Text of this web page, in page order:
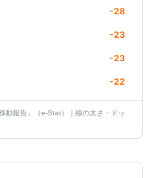
-28
-23
-23
-22
動報告」（e-Stat）｜線の太さ・ドッ